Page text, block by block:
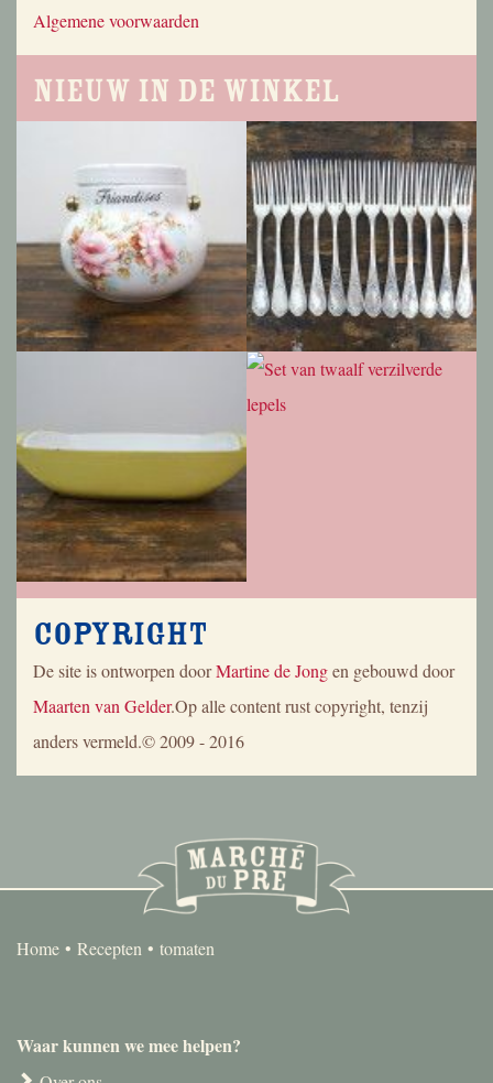
Algemene voorwaarden
Nieuw in de winkel
Copyright
De site is ontworpen doorMartine de Jongen gebouwd door
Maarten van Gelder.Op alle content rust copyright, tenzij
anders vermeld.© 2009 - 2016
Home Recepten tomaten
Waar kunnen we mee helpen?